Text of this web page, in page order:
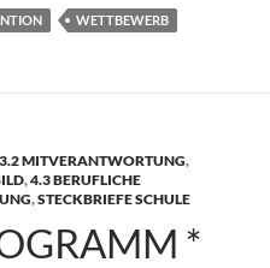
WETTBEWERB
3.2 MITVERANTWORTUNG,
,4.3 BERUFLICHE
,STECKBRIEFE SCHULE
*